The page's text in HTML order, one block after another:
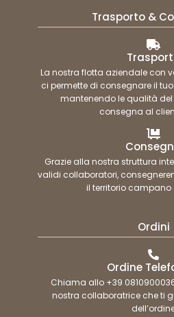
Trasporto &
La nostra flotta aziendale con
ci permette di consegnare il
mantenendo le qualità
consegna al
Grazie alla nostra struttura
validi collaboratori,
il territorio campano
Ordini
Ordine
Chiama allo +39
nostra collaboratrice che ti